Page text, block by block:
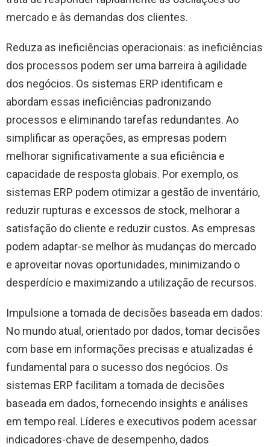
mercado e às demandas dos clientes.
Reduza as ineficiências operacionais: as ineficiências
dos processos podem ser uma barreira à agilidade
dos negócios. Os sistemas ERP identificam e
abordam essas ineficiências padronizando
processos e eliminando tarefas redundantes. Ao
simplificar as operações, as empresas podem
melhorar significativamente a sua eficiência e
capacidade de resposta globais. Por exemplo, os
sistemas ERP podem otimizar a gestão de inventário,
reduzir rupturas e excessos de stock, melhorar a
satisfação do cliente e reduzir custos. As empresas
podem adaptar-se melhor às mudanças do mercado
e aproveitar novas oportunidades, minimizando o
desperdício e maximizando a utilização de recursos.
Impulsione a tomada de decisões baseada em dados:
No mundo atual, orientado por dados, tomar decisões
com base em informações precisas e atualizadas é
fundamental para o sucesso dos negócios. Os
sistemas ERP facilitam a tomada de decisões
baseada em dados, fornecendo insights e análises
em tempo real. Líderes e executivos podem acessar
indicadores-chave de desempenho, dados